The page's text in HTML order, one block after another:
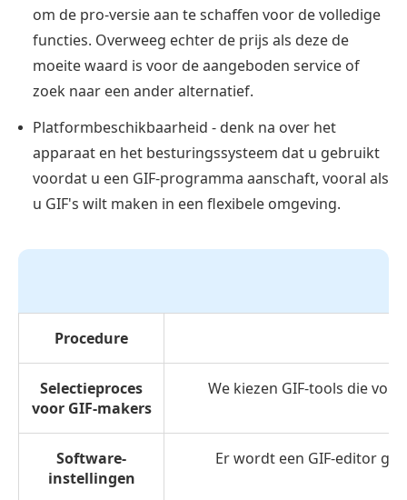
om de pro-versie aan te schaffen voor de volledige
functies. Overweeg echter de prijs als deze de
moeite waard is voor de aangeboden service of
zoek naar een ander alternatief.
Platformbeschikbaarheid - denk na over het
apparaat en het besturingssysteem dat u gebruikt
voordat u een GIF-programma aanschaft, vooral als
u GIF's wilt maken in een flexibele omgeving.
Procedure
Selectieproces
voor GIF-makers
We kiezen GIF-tools die
Software-
instellingen
Er wordt een GIF-editor